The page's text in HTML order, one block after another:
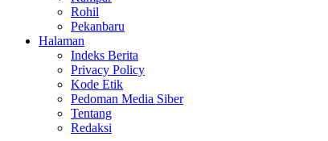
Rohil
Pekanbaru
Halaman
Indeks Berita
Privacy Policy
Kode Etik
Pedoman Media Siber
Tentang
Redaksi